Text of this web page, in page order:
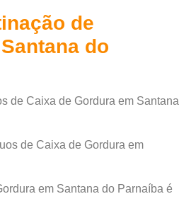
de
do
de Caixa de Gordura em Santana
de Caixa de Gordura em
em Santana do Parnaíba é